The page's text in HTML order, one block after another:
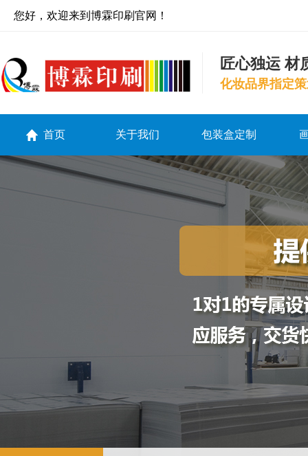
您好，欢迎来到博霖印刷官网！
匠心独运 材
化妆品界指定
首页 关于我们 包装盒定制